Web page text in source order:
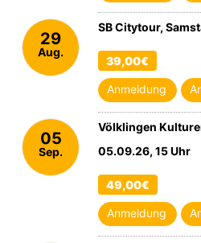
29
Aug.
2026
SB Citytour,
39,00€
Anmeldung
05
Sep.
2026
Völklingen
05.09.26, 15 Uhr
49,00€
Anmeldung